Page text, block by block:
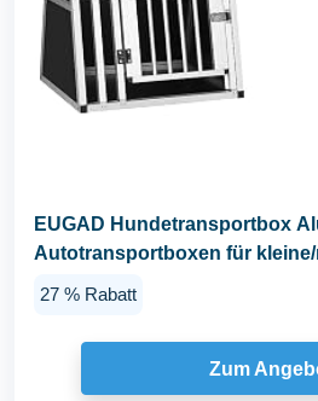
EUGAD Hundetransportbox
Autotransportboxen für
27 % Rabatt
Zum